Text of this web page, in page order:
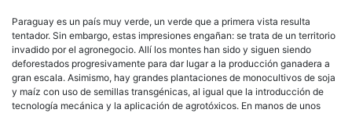
Paraguay es un país muy verde, un verde que a primera vista resulta
tentador. Sin embargo, estas impresiones engañan: se trata de un territorio
invadido por el agronegocio. Allí los montes han sido y siguen siendo
deforestados progresivamente para dar lugar a la producción ganadera a
gran escala. Asimismo, hay grandes plantaciones de monocultivos de soja
y maíz con uso de semillas transgénicas, al igual que la introducción de
tecnología mecánica y la aplicación de agrotóxicos. En manos de unos